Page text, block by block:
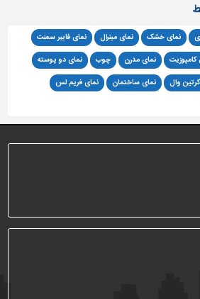
نمای خشک نمای مینرال نمای فایبر سمنت
کامپوزیت نمای مدرن چوب نمای دو پوسته
وال نمای ساختمان نمای فریم لس